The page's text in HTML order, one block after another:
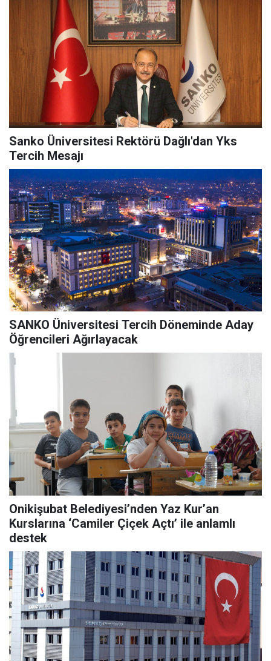
Sanko Üniversitesi Rektörü Dağlı'dan Yks
Tercih Mesajı
SANKO Üniversitesi Tercih Döneminde Aday
Öğrencileri Ağırlayacak
Onikişubat Belediyesi’nden Yaz Kur’an
Kurslarına ‘Camiler Çiçek Açtı’ ile anlamlı
destek